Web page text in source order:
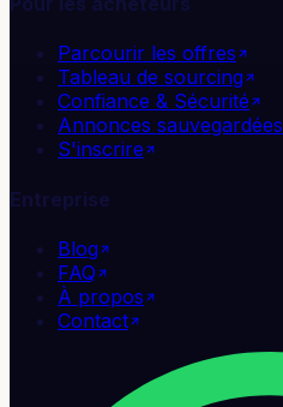
Parcourir les offres
Tableau de sourcing
Confiance & Sécurité
Annonces sauvegardées
S'inscrire
Entreprise
Blog
FAQ
À propos
Contact